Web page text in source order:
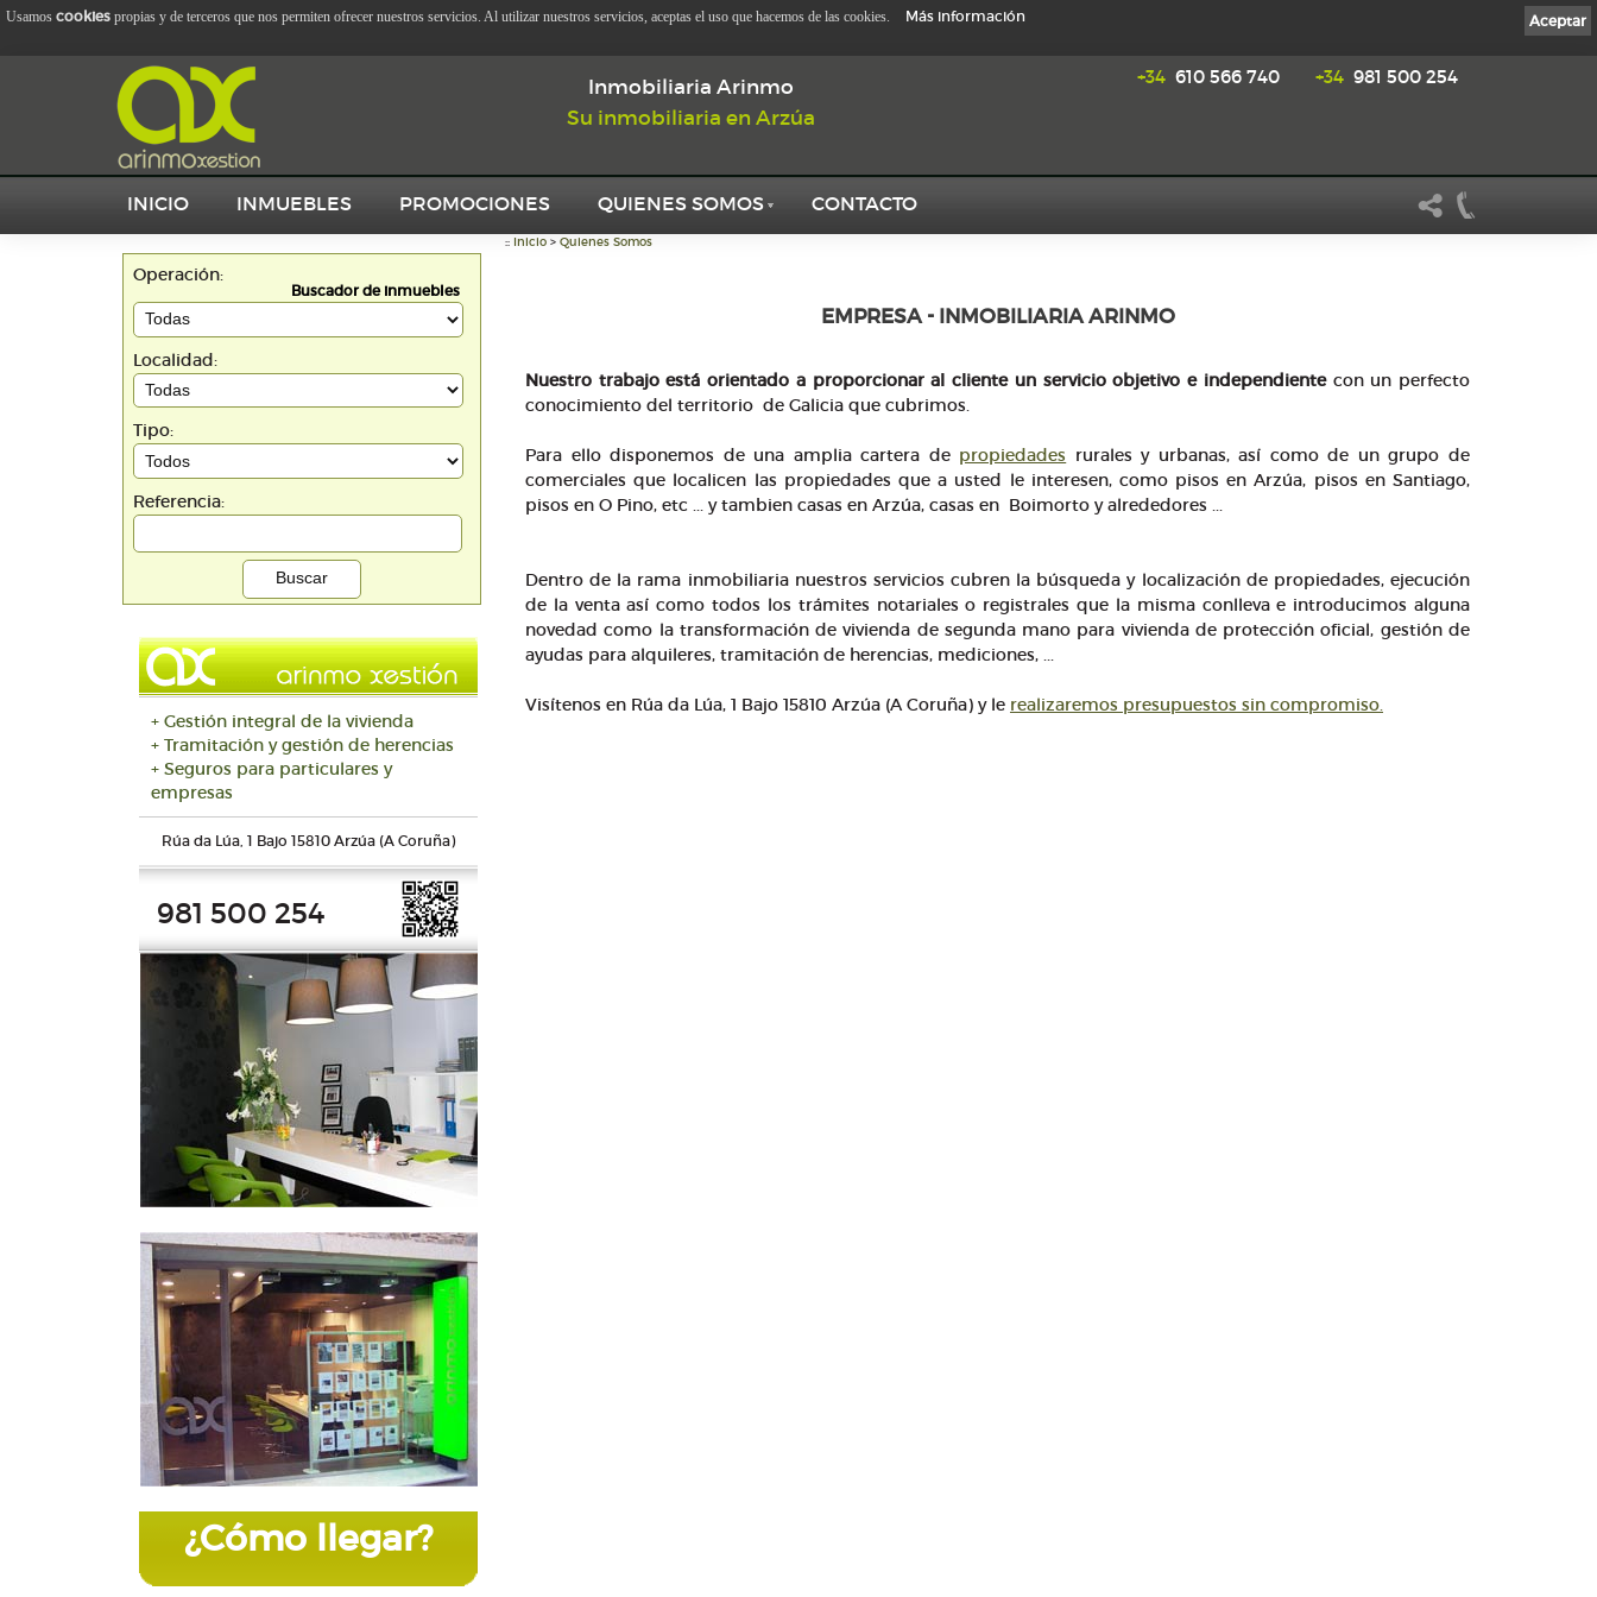
Inmobiliaria Arinmo
Su inmobiliaria en Arzúa
+34 981 500 254
+34 610 566 740
INICIO INMUEBLES PROMOCIONES QUIENES SOMOS CONTACTO
Buscador de inmuebles
Operación:
Localidad:
Tipo:
Referencia:
+ Gestión integral de la vivienda
+ Tramitación y gestión de herencias
+ Seguros para particulares y
empresas
Rúa da Lúa, 1 Bajo 15810 Arzúa (A Coruña)
981 500 254
¿Cómo llegar?
:: Inicio > Quienes Somos
EMPRESA - INMOBILIARIA ARINMO
Nuestro trabajo está orientado a proporcionar al cliente un servicio objetivo e independientecon un perfecto
conocimiento del territorio de Galicia que cubrimos.
Para ello disponemos de una amplia cartera de propiedades rurales y urbanas, así como de un grupo de
comerciales que localicen las propiedades que a usted le interesen, como pisos en Arzúa, pisos en Santiago,
pisos en O Pino, etc ... y tambien casas en Arzúa, casas en Boimorto y alrededores ...
Dentro de la rama inmobiliaria nuestros servicios cubren la búsqueda y localización de propiedades, ejecución
de la venta así como todos los trámites notariales o registrales que la misma conlleva e introducimos alguna
novedad como la transformación de vivienda de segunda mano para vivienda de protección oficial, gestión de
ayudas para alquileres, tramitación de herencias, mediciones, ...
Visítenos en Rúa da Lúa, 1 Bajo 15810 Arzúa (A Coruña) y le realizaremos presupuestos sin compromiso.
Aceptar
Usamos cookies propias y de terceros que nos permiten ofrecer nuestros servicios. Al utilizar nuestros servicios, aceptas el uso que hacemos de las cookies. Más información